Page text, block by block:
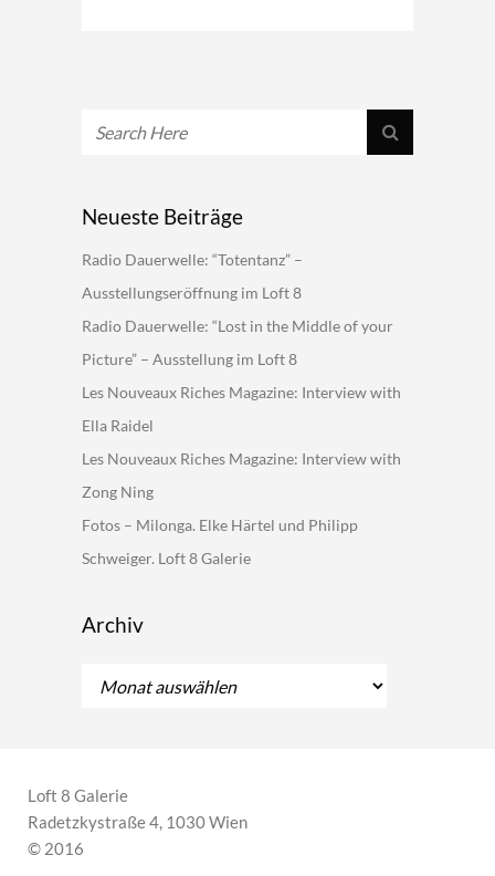
Neueste Beiträge
Radio Dauerwelle: “Totentanz” –
Ausstellungseröffnung im Loft 8
Radio Dauerwelle: “Lost in the Middle of your
Picture” – Ausstellung im Loft 8
Les Nouveaux Riches Magazine: Interview with
Ella Raidel
Les Nouveaux Riches Magazine: Interview with
Zong Ning
Fotos – Milonga. Elke Härtel und Philipp
Schweiger. Loft 8 Galerie
Archiv
Loft 8 Galerie
Radetzkystraße 4, 1030 Wien
© 2016